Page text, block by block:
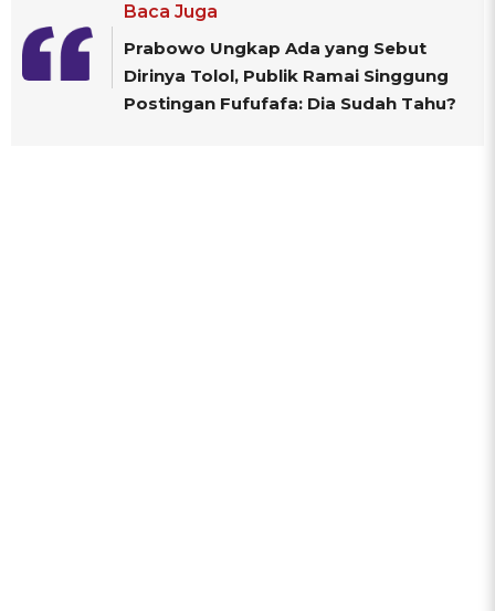
Baca Juga
Prabowo Ungkap Ada yang Sebut
Dirinya Tolol, Publik Ramai Singgung
Postingan Fufufafa: Dia Sudah Tahu?